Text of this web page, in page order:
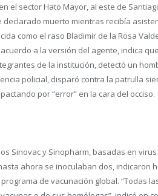
el sector Hato Mayor, al este de
muerto mientras recibía
como el raso Bladimir de la Rosa
a la versión del agente, indica
de la institución, detectó un
policial, disparó contra la patrulla
por “error” en la cara del occiso.
Sinovac y Sinopharm, basadas en
ahora se inoculaban dos, indicaron
de vacunación global. “Todas